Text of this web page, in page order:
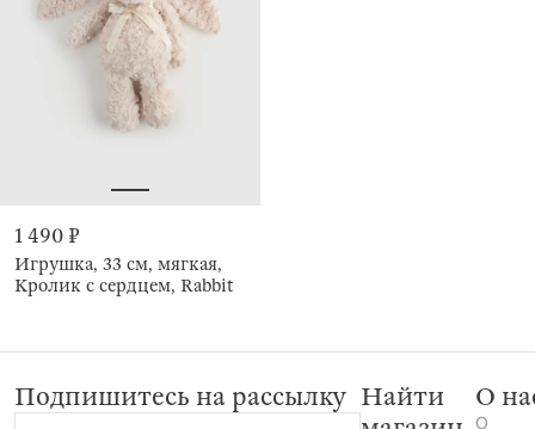
1 490 ₽
Игрушка, 33 см, мягкая,
Кролик с сердцем, Rabbit
Подпишитесь на рассылку Найти
О